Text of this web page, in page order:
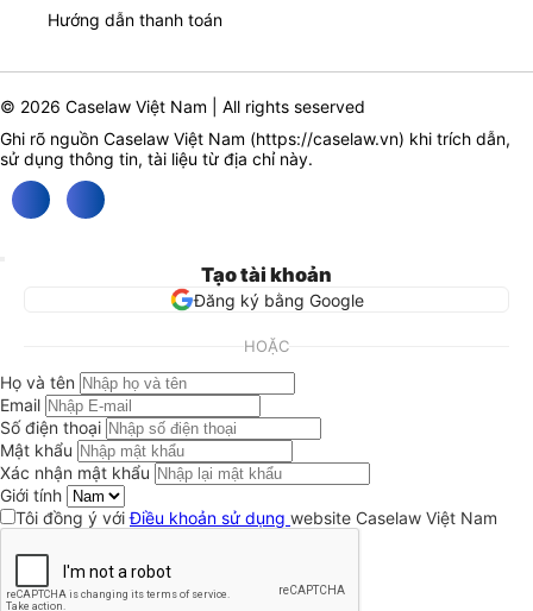
Hướng dẫn thanh toán
© 2026 Caselaw Việt Nam | All rights seserved
Ghi rõ nguồn Caselaw Việt Nam (https://caselaw.vn) khi trích dẫn,
sử dụng thông tin, tài liệu từ địa chỉ này.
Tạo tài khoản
Đăng ký bằng Google
HOẶC
Họ và tên
Email
Số điện thoại
Mật khẩu
Xác nhận mật khẩu
Giới tính
Tôi đồng ý vớiĐiều khoản sử dụng website Caselaw Việt Nam